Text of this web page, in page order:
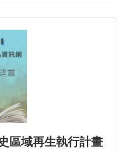
區域再生執行計畫